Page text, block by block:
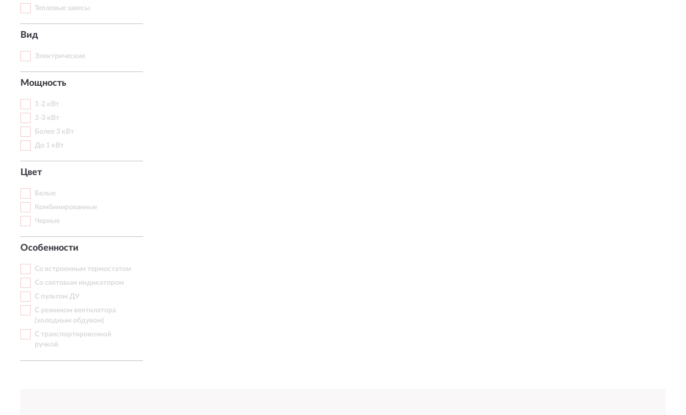
Тепловые завесы
Вид
Электрические
Мощность
1-2 кВт
2-3 кВт
Более 3 кВт
До 1 кВт
Цвет
Белые
Комбинированные
Черные
Особенности
Со встроенным термостатом
Со световым индикатором
С пультом ДУ
С режимом вентилятора
(холодным обдувом)
С транспортировочной
ручкой